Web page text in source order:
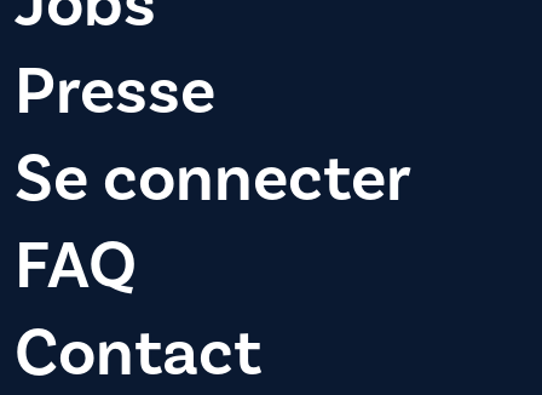
Presse
Se connecter
FAQ
Contact